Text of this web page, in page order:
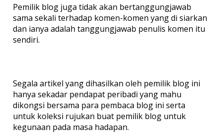
Pemilik blog juga tidak akan bertanggungjawab
sama sekali terhadap komen-komen yang di siarkan
dan ianya adalah tanggungjawab penulis komen itu
sendiri.
Segala artikel yang dihasilkan oleh pemilik blog ini
hanya sekadar pendapat peribadi yang mahu
dikongsi bersama para pembaca blog ini serta
untuk koleksi rujukan buat pemilik blog untuk
kegunaan pada masa hadapan.